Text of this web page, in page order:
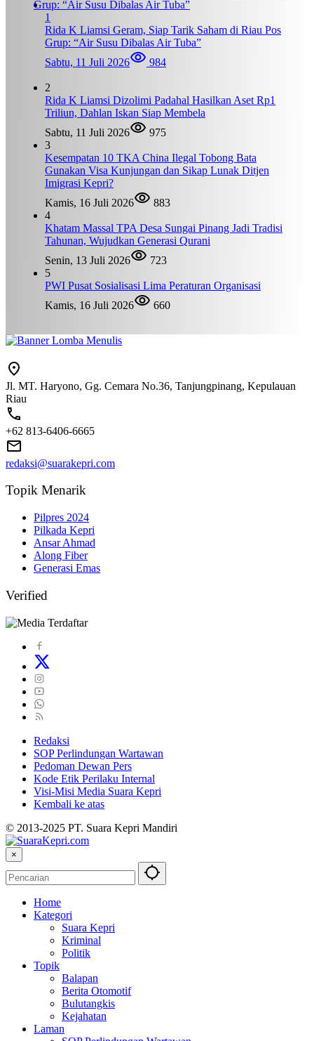
1
Rida K Liamsi Geram, Siap Tarik Saham di Riau Pos
Grup: “Air Susu Dibalas Air Tuba”
Sabtu, 11 Juli 2026
984
2
Rida K Liamsi Dizolimi Padahal Hasilkan Aset Rp1
Triliun, Dahlan Iskan Siap Membela
Sabtu, 11 Juli 2026
975
3
Kesempatan 10 TKA China Ilegal Tobong Bata
Gunakan Visa Kunjungan dan Sikap Lunak Ditjen
Imigrasi Kepri?
Kamis, 16 Juli 2026
883
4
Khatam Massal TPA Desa Sungai Pinang Jadi Tradisi
Tahunan, Wujudkan Generasi Qurani
Senin, 13 Juli 2026
723
5
PWI Pusat Sosialisasi Lima Peraturan Organisasi
Kamis, 16 Juli 2026
660
Jl. MT. Haryono, Gg. Cemara No.36, Tanjungpinang, Kepulauan
Riau
+62 813-6406-6665
redaksi@suarakepri.com
Topik Menarik
Pilpres 2024
Pilkada Kepri
Ansar Ahmad
Along Fiber
Generasi Emas
Verified
Redaksi
SOP Perlindungan Wartawan
Pedoman Dewan Pers
Kode Etik Perilaku Internal
Visi-Misi Media Suara Kepri
Kembali ke atas
© 2013-2025 PT. Suara Kepri Mandiri
×
Home
Kategori
Suara Kepri
Kriminal
Politik
Topik
Balapan
Berita Otomotif
Bulutangkis
Kejahatan
Laman